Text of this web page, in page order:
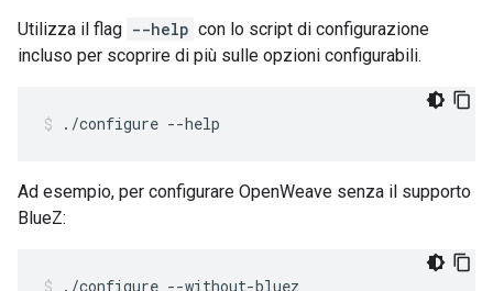
Utilizza il flag --help con lo script di configurazione
incluso per scoprire di più sulle opzioni configurabili.
./configure --help
Ad esempio, per configurare OpenWeave senza il supporto
BlueZ:
./configure --without-bluez